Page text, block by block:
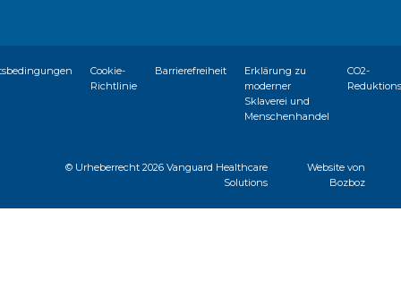
Cookie-
Richtlinie
Barrierefreiheit
Erklärung zu
moderner
Sklaverei und
Menschenhandel
CO2-
© Urheberrecht2026 Vanguard Healthcare
Solutions
Website von
Bozboz